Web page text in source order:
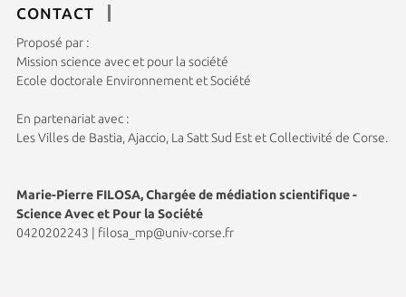
CONTACT
Proposé par :
Mission science avec et pour la société
Ecole doctorale Environnement et Société
En partenariat avec :
Les Villes de Bastia, Ajaccio, La Satt Sud Est et Collectivité de Corse.
Marie-Pierre FILOSA, Chargée de médiation scientifique -
Science Avec et Pour la Société
0420202243
filosa_mp@univ-corse.fr